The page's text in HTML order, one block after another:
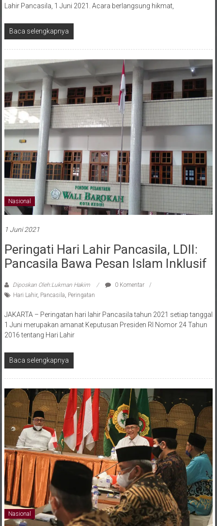
Lahir Pancasila, 1 Juni 2021. Acara berlangsung hikmat,
Baca selengkapnya
Nasional
1 Juni 2021
Peringati Hari Lahir Pancasila, LDII:
Pancasila Bawa Pesan Islam Inklusif
Diposkan Oleh:Lukman Hakim
0 Komentar
Hari Lahir, Pancasila Peringatan
JAKARTA – Peringatan hari lahir Pancasila tahun 2021 setiap tanggal
1 Juni merupakan amanat Keputusan Presiden RI Nomor 24 Tahun
2016 tentang Hari Lahir
Baca selengkapnya
Nasional